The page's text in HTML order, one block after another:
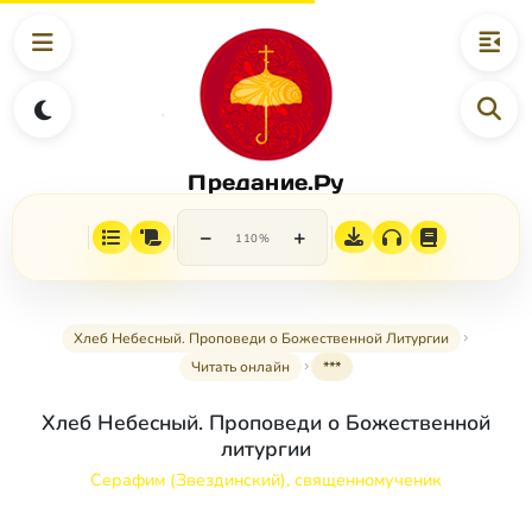
Предание.Ру
− 110% +
Хлеб Небесный. Проповеди о Божественной Литургии
Читать онлайн
***
Хлеб Небесный. Проповеди о Божественной
литургии
Серафим (Звездинский), священномученик